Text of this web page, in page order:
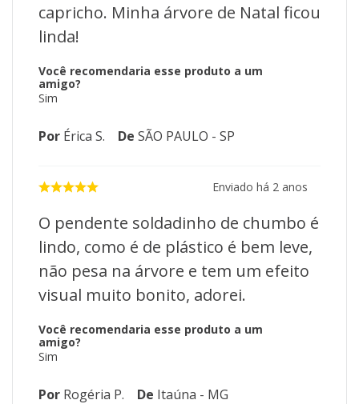
capricho. Minha árvore de Natal ficou
linda!
Você recomendaria esse produto a um
amigo?
Sim
Por Érica S. De SÃO PAULO - SP
Enviado há 2 anos
O pendente soldadinho de chumbo é
lindo, como é de plástico é bem leve,
não pesa na árvore e tem um efeito
visual muito bonito, adorei.
Você recomendaria esse produto a um
amigo?
Sim
Por Rogéria P. De Itaúna - MG